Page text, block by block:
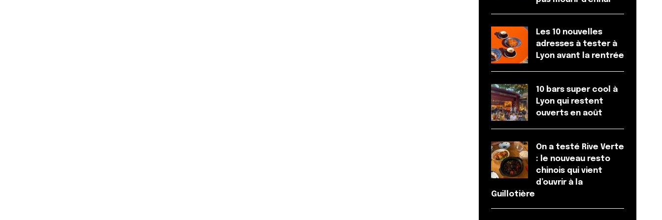
Les 10 nouvelles
adresses à tester à
Lyon avant la rentrée
10 bars super cool à
Lyon qui restent
ouverts en août
On a testé Rive Verte
: le nouveau resto
chinois qui vient
d’ouvrir à la
Guillotière